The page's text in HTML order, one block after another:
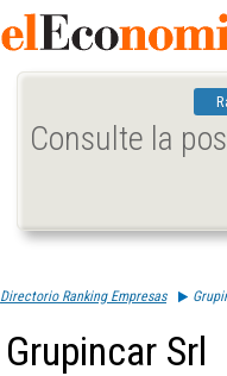
Consulte la
Directorio Ranking Empresas
Grupincar Srl